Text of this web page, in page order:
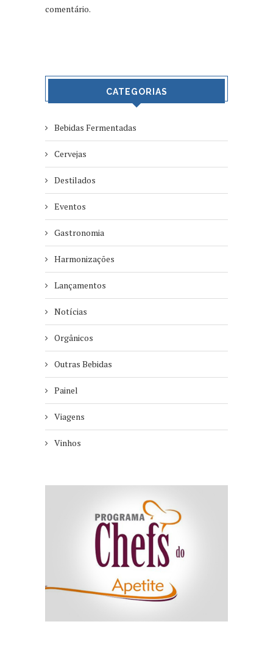
comentário.
CATEGORIAS
Bebidas Fermentadas
Cervejas
Destilados
Eventos
Gastronomia
Harmonizações
Lançamentos
Notícias
Orgânicos
Outras Bebidas
Painel
Viagens
Vinhos